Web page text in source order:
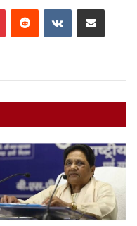
PinterestReddit VKontakteShare via Email